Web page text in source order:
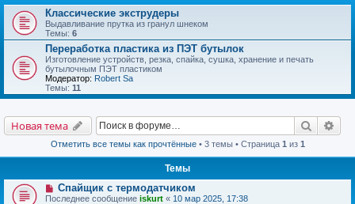
Классические экструдеры
Выдавливание прутка из гранул шнеком
Темы: 6
Переработка пластика из ПЭТ бутылок
Изготовление устройств, резка, спайка, сушка, хранение и печать
бутылочным ПЭТ пластиком
Модератор: Robert Sa
Темы: 11
Новая тема Поиск
Отметить все темы как прочтённые• 3 темы • Страница 1 из 1
Темы
Спайщик с термодатчиком
Последнее сообщение iskurt « 10 мар 2025, 17:38